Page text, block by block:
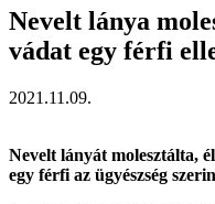
Nevelt lánya
vádat egy férfi
2021.11.09.
Nevelt lányát molesztálta,
egy férfi az ügyészség